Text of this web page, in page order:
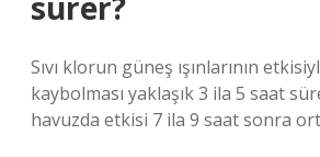
Sıvı klorun güneş ışınlarının
kaybolması yaklaşık 3 ila 5 saat
havuzda etkisi 7 ila 9 saat sonra